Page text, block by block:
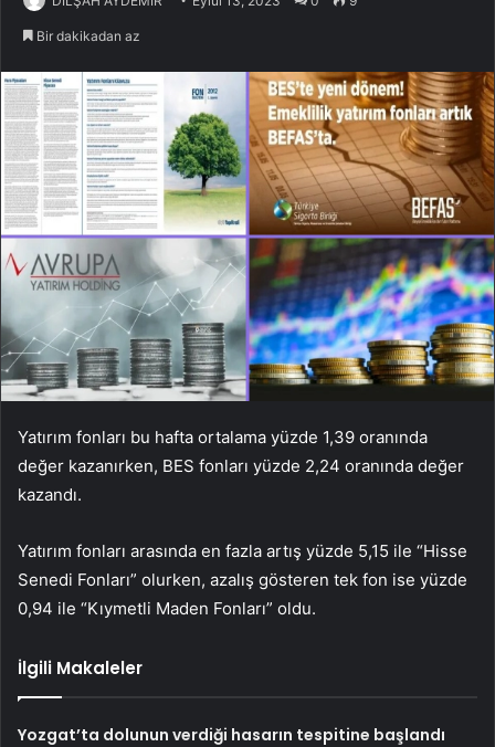
Bir dakikadan az
Yatırım fonları bu hafta ortalama yüzde 1,39 oranında
değer kazanırken, BES fonları yüzde 2,24 oranında değer
kazandı.
Yatırım fonları arasında en fazla artış yüzde 5,15 ile “Hisse
Senedi Fonları” olurken, azalış gösteren tek fon ise yüzde
0,94 ile “Kıymetli Maden Fonları” oldu.
İlgili Makaleler
Yozgat’ta dolunun verdiği hasarın tespitine başlandı